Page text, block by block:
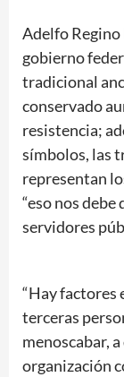
Adelfo
gobierno
tradicional
conservado
resistencia;
símbolos, las
representan
“eso nos
servidores
“Hay factores
terceras
menoscabar,
organización